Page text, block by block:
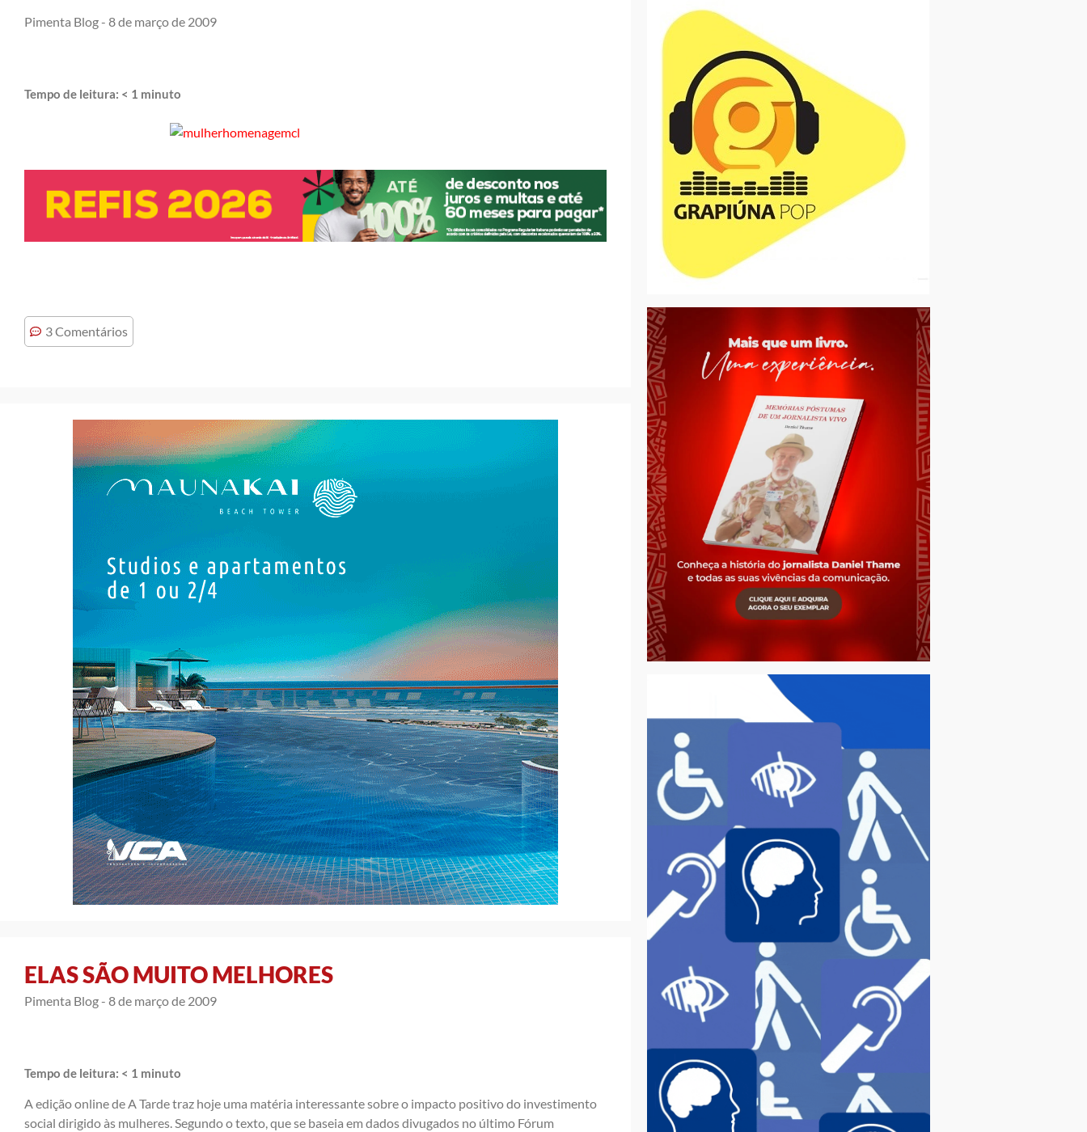
Pimenta Blog - 8 de março de 2009
Tempo de leitura: < 1 minuto
3 Comentários
ELAS SÃO MUITO MELHORES
Pimenta Blog - 8 de março de 2009
Tempo de leitura: < 1 minuto
A edição online de A Tarde traz hoje uma matéria interessante sobre o impacto positivo do investimento
social dirigido às mulheres. Segundo o texto, que se baseia em dados divugados no último Fórum